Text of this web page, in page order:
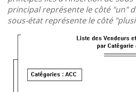
principal représente le côté "un"
sous-état représente le côté